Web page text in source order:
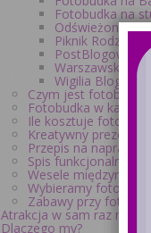
Fotobudka na
Odświeżony
Piknik
PostBlogowigila
Warszawskie Dni
Wigilia Blogerów
Czym jest fotobudka i
Fotobudka w
Ile kosztuje
Kreatywny prezent
Przepis na naprawdę
Spis
Wesele
Wybieramy
Zabawy przy
Atrakcja w sam raz na
Dlaczego my?